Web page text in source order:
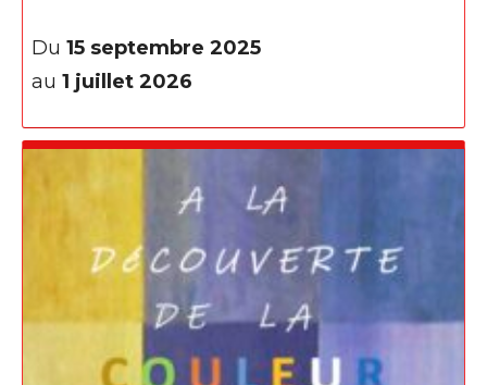
Adresse email*
Du 15 septembre 2025
au 1 juillet 2026